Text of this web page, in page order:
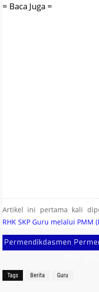
= Baca Juga =
Artikel ini pertama kali
RHK SKP Guru melalui
Permendikdasmen
Tags Berita Guru